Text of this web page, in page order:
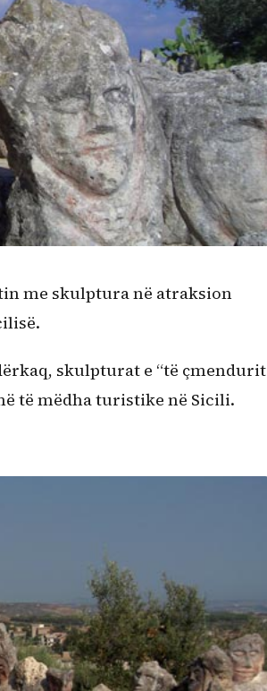
me skulptura në atraksion
skulpturat e “të çmendurit
të mëdha turistike në Sicili.